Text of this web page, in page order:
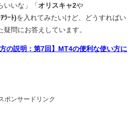
いいな」「 オリスキャ2や
ﾗｰﾄ)を入れてみたいけど、どうすればい
問にお答えしています。
の説明：第7回】MT4の便利な使い方に
ポンサードリンク